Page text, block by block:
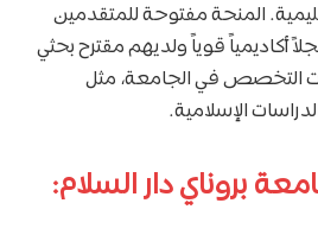
المنحة مفتوحة للمتقدمين
أكاديمياً قوياً ولديهم مقترح بحثي
التخصص في الجامعة، مثل
الإسلامية.
بروناي دار السلام: